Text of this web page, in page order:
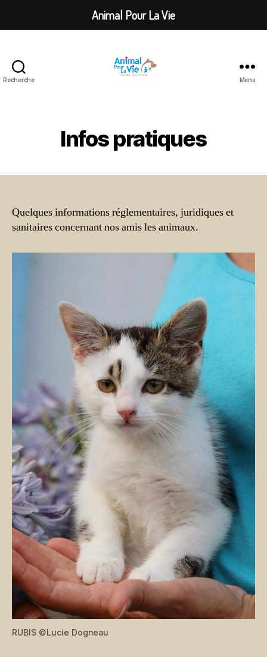
Recherche
Vie
Menu
Infos pratiques
Quelques informations réglementaires, juridiques et
sanitaires concernant nos amis les animaux.
RUBIS ©Lucie Dogneau
Animal Pour La Vie